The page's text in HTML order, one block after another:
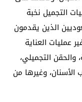
التجميل نخبة
الذين يقدمون
عمليات العناية
والحقن التجميلي،
الأسنان، وغيرها من